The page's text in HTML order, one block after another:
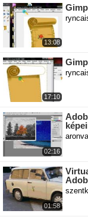
13:08
17:10
02:16
01:58